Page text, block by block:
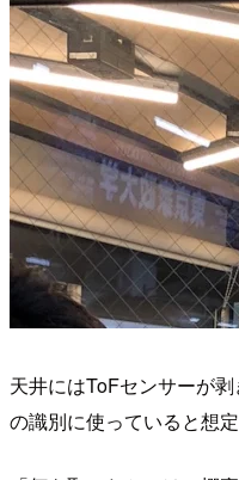
天井にはToFセンサーが
の識別に使っていると想定